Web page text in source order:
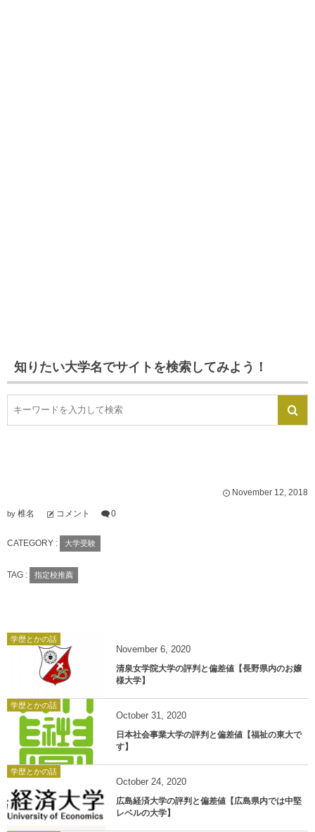
知りたい大学名でサイトを検索してみよう！
November 12, 2018
by 椎名 コメント 0
CATEGORY : 大学受験
TAG : 指定校推薦
学歴とかの話
November 6
2020
清泉女学院大学の評判と偏差値【長野県内のお嬢
様大学】
学歴とかの話
October 31
2020
日本社会事業大学の評判と偏差値【福祉の東大で
す】
学歴とかの話
October 24
2020
広島経済大学の評判と偏差値【広島県内では中堅
レベルの大学】